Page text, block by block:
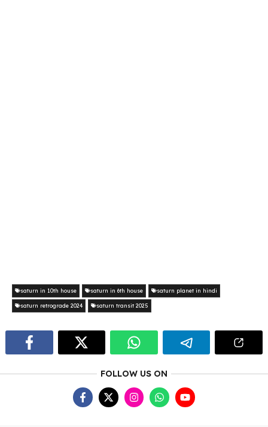
saturn in 10th house saturn in 6th house saturn planet in hindi
saturn retrograde 2024 saturn transit 2025
FOLLOW US ON